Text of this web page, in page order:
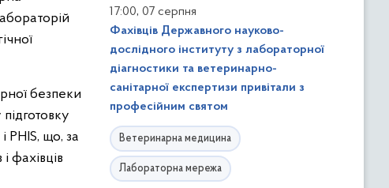
безпеки
PHIS, що, за
фахівців
17:00, 07 серпня
Фахівців Державного науково-
дослідного інституту з лабораторної
діагностики та ветеринарно-
санітарної експертизи привітали з
професійним святом
Ветеринарна медицина
Лабораторна мережа